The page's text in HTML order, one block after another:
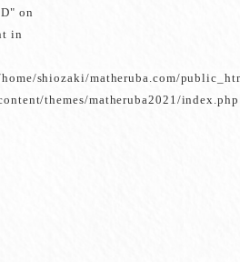
on
in
shiozaki/matheruba.com/
themes/matheruba2021/index.php